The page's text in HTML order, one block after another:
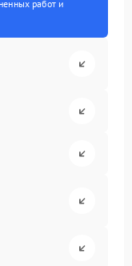
работ и